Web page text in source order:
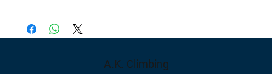
A.K. Climbing